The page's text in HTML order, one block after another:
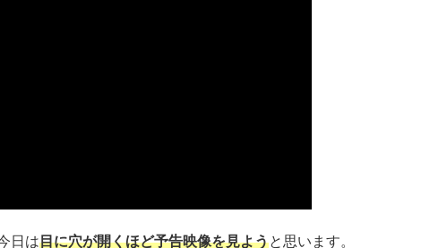
日は目に穴が開くほど予告映像を見ようと思います。